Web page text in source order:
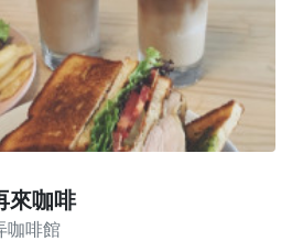
來咖啡
咖啡館